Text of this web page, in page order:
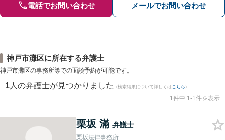
電話でお問い合わせ メールでお問い合わせ
神戸市灘区に所在する弁護士
神戸市灘区の事務所等での面談予約が可能です。
1 人の弁護士が見つかりました (検索結果について詳しくは こちら)
1件中 1-1件を表示
栗坂 滿 弁護士
栗坂法律事務所